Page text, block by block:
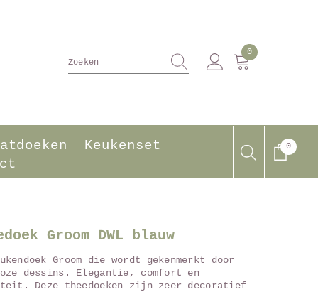
0
0
Keukenset
00
Groom DWL blauw
Groom die wordt gekenmerkt door
dessins. Elegantie, comfort en
Deze theedoeken zijn zeer decoratief